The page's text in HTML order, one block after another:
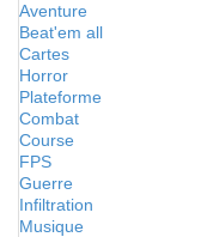
Aventure
Beat'em all
Cartes
Horror
Plateforme
Combat
Course
FPS
Guerre
Infiltration
Musique